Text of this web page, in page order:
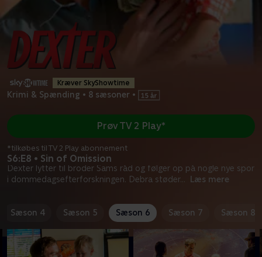
Kræver SkyShowtime
Krimi & Spænding • 8 sæsoner •
S6:E8 • Sin of Omission
Dexter lytter til broder Sams råd og følger op på nogle nye spor
i dommedagsefterforskningen. Debra støder... Læs mere
Prøv TV 2 Play*
*tilkøbes til TV 2 Play abonnement
Sæson 4 Sæson 5 Sæson 6 Sæson 7 Sæson 8